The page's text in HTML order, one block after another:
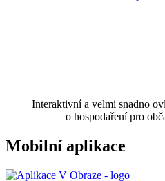
Interaktivní a velmi snadno
o hospodaření pro
Mobilní aplikace